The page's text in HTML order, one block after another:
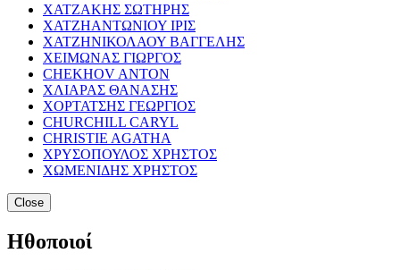
ΧΑΤΖΑΚΗΣ ΣΩΤΗΡΗΣ
ΧΑΤΖΗΑΝΤΩΝΙΟΥ ΙΡΙΣ
ΧΑΤΖΗΝΙΚΟΛΑΟΥ ΒΑΓΓΕΛΗΣ
ΧΕΙΜΩΝΑΣ ΓΙΩΡΓΟΣ
CHEKHOV ANTON
ΧΛΙΑΡΑΣ ΘΑΝΑΣΗΣ
ΧΟΡΤΑΤΣΗΣ ΓΕΩΡΓΙΟΣ
CHURCHILL CARYL
CHRISTIE AGATHA
ΧΡΥΣΟΠΟΥΛΟΣ ΧΡΗΣΤΟΣ
ΧΩΜΕΝΙΔΗΣ ΧΡΗΣΤΟΣ
Close
Ηθοποιοί